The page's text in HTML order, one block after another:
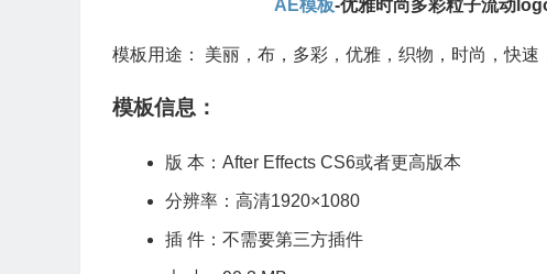
AE模板-优雅时尚多彩粒子流动
模板用途： 美丽，布，多彩，优雅，织物，时尚，快
模板信息：
版 本：After Effects CS6或者更高版本
分辨率：高清1920×1080
插 件：不需要第三方插件